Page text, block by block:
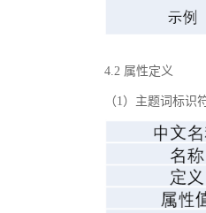
4.2 属性定义
（1）主题词标识